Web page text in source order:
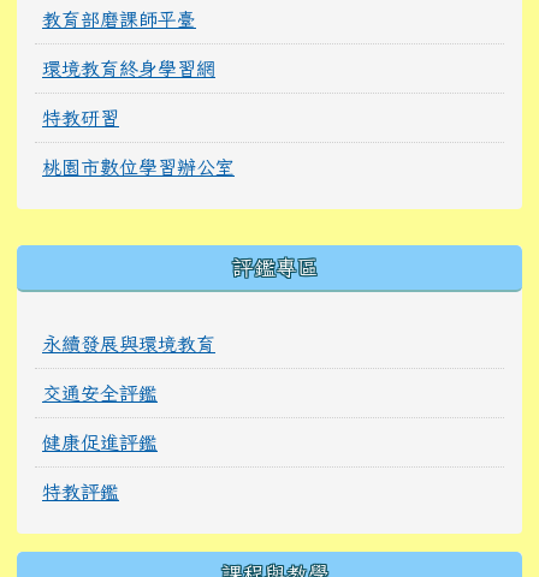
教育部磨課師平臺
環境教育終身學習網
特教研習
桃園市數位學習辦公室
評鑑專區
永續發展與環境教育
交通安全評鑑
健康促進評鑑
特教評鑑